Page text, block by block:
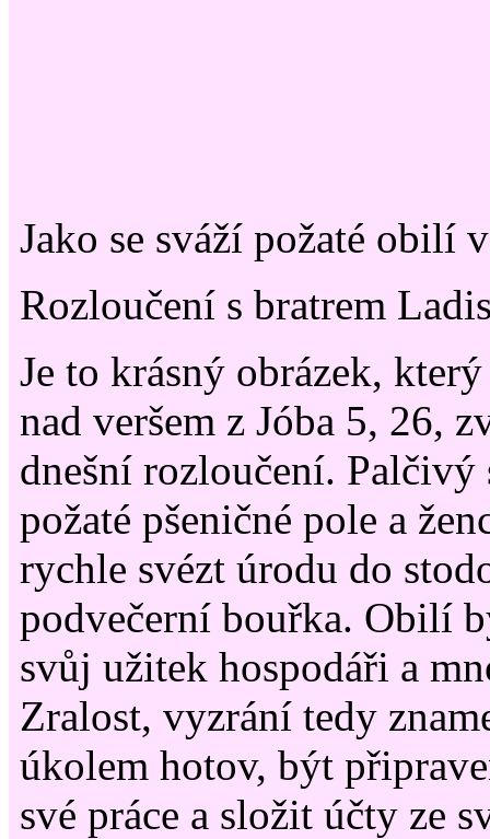
Jako se sváží požaté obilí
Rozloučení s bratrem
Je to krásný obrázek,
nad veršem z Jóba 5, 26,
dnešní rozloučení. Palčivý
požaté pšeničné pole a
rychle svézt úrodu do
podvečerní bouřka. Obilí
svůj užitek hospodáři a
Zralost, vyzrání tedy
úkolem hotov, být
své práce a složit účty ze